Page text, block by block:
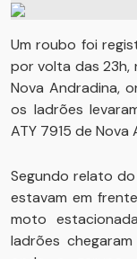
Um roubo foi
por volta das 23h,
Nova Andradina,
os ladrões
ATY 7915 de
Segundo relato do
estavam em
moto
ladrões